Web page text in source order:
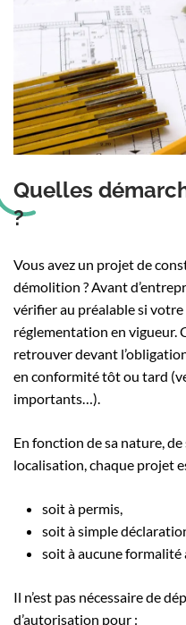
Quelles
?
Vous avez un projet de
démolition ? Avant
vérifier au préalable si
réglementation en vigueur.
retrouver devant
en conformité tôt ou tard
importants…).
En fonction de sa nature,
localisation, chaque projet
soit à permis,
soit à simple
soit à aucune formalité
Il n’est pas nécessaire de
d’autorisation pour :